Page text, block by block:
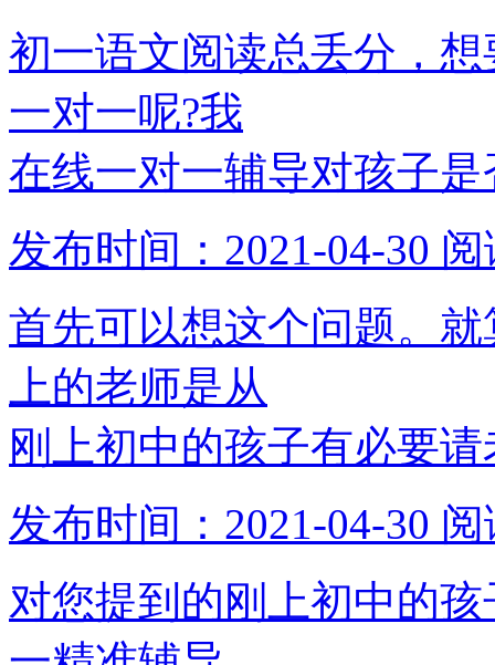
初一语文阅读总丢分，
一对一呢?我
在线一对一辅导对孩子是
发布时间：2021-04-30 阅
首先可以想这个问题。
上的老师是从
刚上初中的孩子有必要
发布时间：2021-04-30 阅
对您提到的刚上初中的